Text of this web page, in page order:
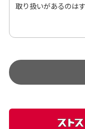
取り扱いがあるのは
す。